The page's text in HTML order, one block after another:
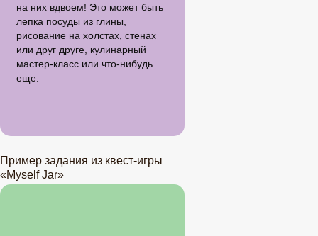
на них вдвоем! Это может быть
лепка посуды из глины,
рисование на холстах, стенах
или друг друге, кулинарный
мастер-класс или что-нибудь
еще.
Пример задания из квест-игры
«Myself Jar»